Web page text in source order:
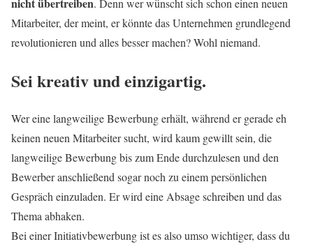
Mitarbeiter, der meint, er könnte das Unternehmen grundlegend
revolutionieren und alles besser machen? Wohl niemand.
Sei kreativ und einzigartig.
Wer eine langweilige Bewerbung erhält, während er gerade eh
keinen neuen Mitarbeiter sucht, wird kaum gewillt sein, die
langweilige Bewerbung bis zum Ende durchzulesen und den
Bewerber anschließend sogar noch zu einem persönlichen
Gespräch einzuladen. Er wird eine Absage schreiben und das
Thema abhaken.
Bei einer Initiativbewerbung ist es also umso wichtiger, dass du